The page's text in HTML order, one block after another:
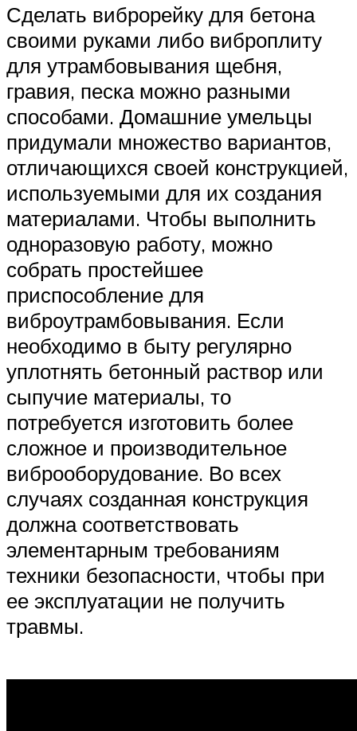
Сделать виброрейку для бетона
своими руками либо виброплиту
для утрамбовывания щебня,
гравия, песка можно разными
способами. Домашние умельцы
придумали множество вариантов,
отличающихся своей конструкцией,
используемыми для их создания
материалами. Чтобы выполнить
одноразовую работу, можно
собрать простейшее
приспособление для
виброутрамбовывания. Если
необходимо в быту регулярно
уплотнять бетонный раствор или
сыпучие материалы, то
потребуется изготовить более
сложное и производительное
виброоборудование. Во всех
случаях созданная конструкция
должна соответствовать
элементарным требованиям
техники безопасности, чтобы при
ее эксплуатации не получить
травмы.